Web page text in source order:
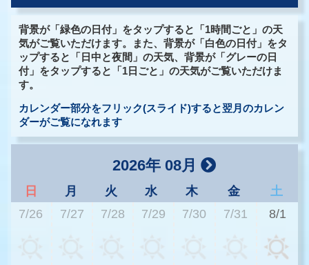
背景が「緑色の日付」をタップすると「1時間ごと」の天
気がご覧いただけます。また、背景が「白色の日付」をタ
ップすると「日中と夜間」の天気、背景が「グレーの日
付」をタップすると「1日ごと」の天気がご覧いただけま
す。
カレンダー部分をフリック(スライド)すると翌月のカレン
ダーがご覧になれます
2026年 08月
日 月 火 水 木 金
土
7/26
7/27 7/28 7/29 7/30 7/31 8/1